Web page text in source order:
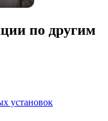
по другим
установок